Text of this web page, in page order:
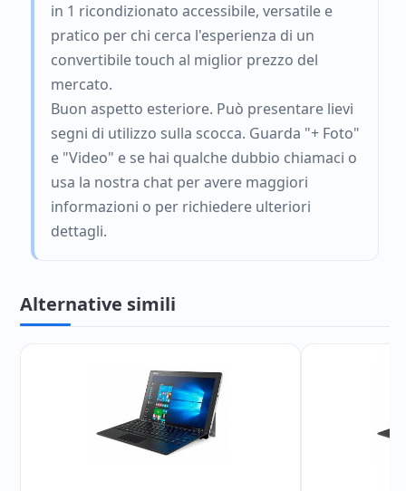
in 1 ricondizionato accessibile, versatile e
pratico per chi cerca l'esperienza di un
convertibile touch al miglior prezzo del
mercato.
Buon aspetto esteriore. Può presentare lievi
segni di utilizzo sulla scocca. Guarda "+ Foto"
e "Video" e se hai qualche dubbio chiamaci o
usa la nostra chat per avere maggiori
informazioni o per richiedere ulteriori
dettagli.
Alternative simili